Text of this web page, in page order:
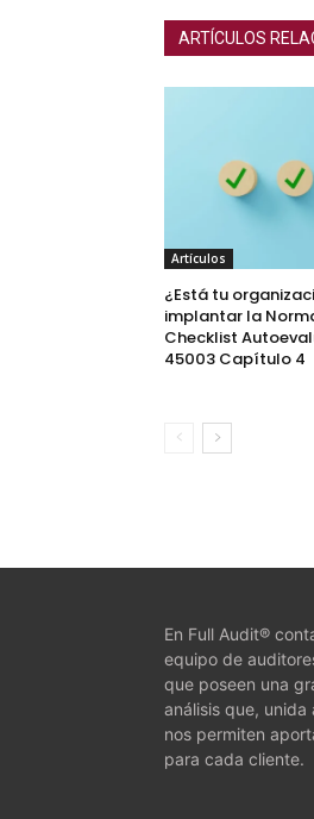
ARTÍCULOS
Artículos
¿Está tu
implantar la
Checklist
45003 Capítulo 4
En Full Audit®
equipo de
que poseen una
análisis que, unida
nos permiten
para cada cliente.